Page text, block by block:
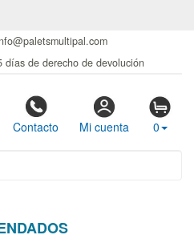
días de derecho de devolución
Contacto Mi cuenta 0